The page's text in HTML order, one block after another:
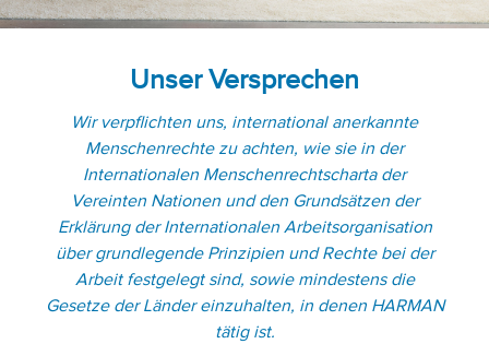
Unser Versprechen
Wir verpflichten uns, international anerkannte
Menschenrechte zu achten, wie sie in der
Internationalen Menschenrechtscharta der
Vereinten Nationen und den Grundsätzen der
Erklärung der Internationalen Arbeitsorganisation
über grundlegende Prinzipien und Rechte bei der
Arbeit festgelegt sind, sowie mindestens die
Gesetze der Länder einzuhalten, in denen HARMAN
tätig ist.